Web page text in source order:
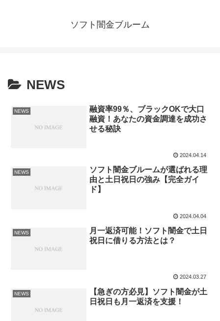
ソフト闇金ブルーム
NEWS
NEWS
融資率99％、ブラックOKで大口
融資！あなたの資金調達を成功さ
せる秘訣
2024.04.14
NEWS
ソフト闇金ブルームが選ばれる理
由と土日祝日の強み【完全ガイ
ド】
2024.04.04
NEWS
月一返済可能！ソフト闇金で土日
祝日に借りる方法とは？
2024.03.27
NEWS
【急ぎの方必見】ソフト闇金が土
日祝日も月一返済を支援！